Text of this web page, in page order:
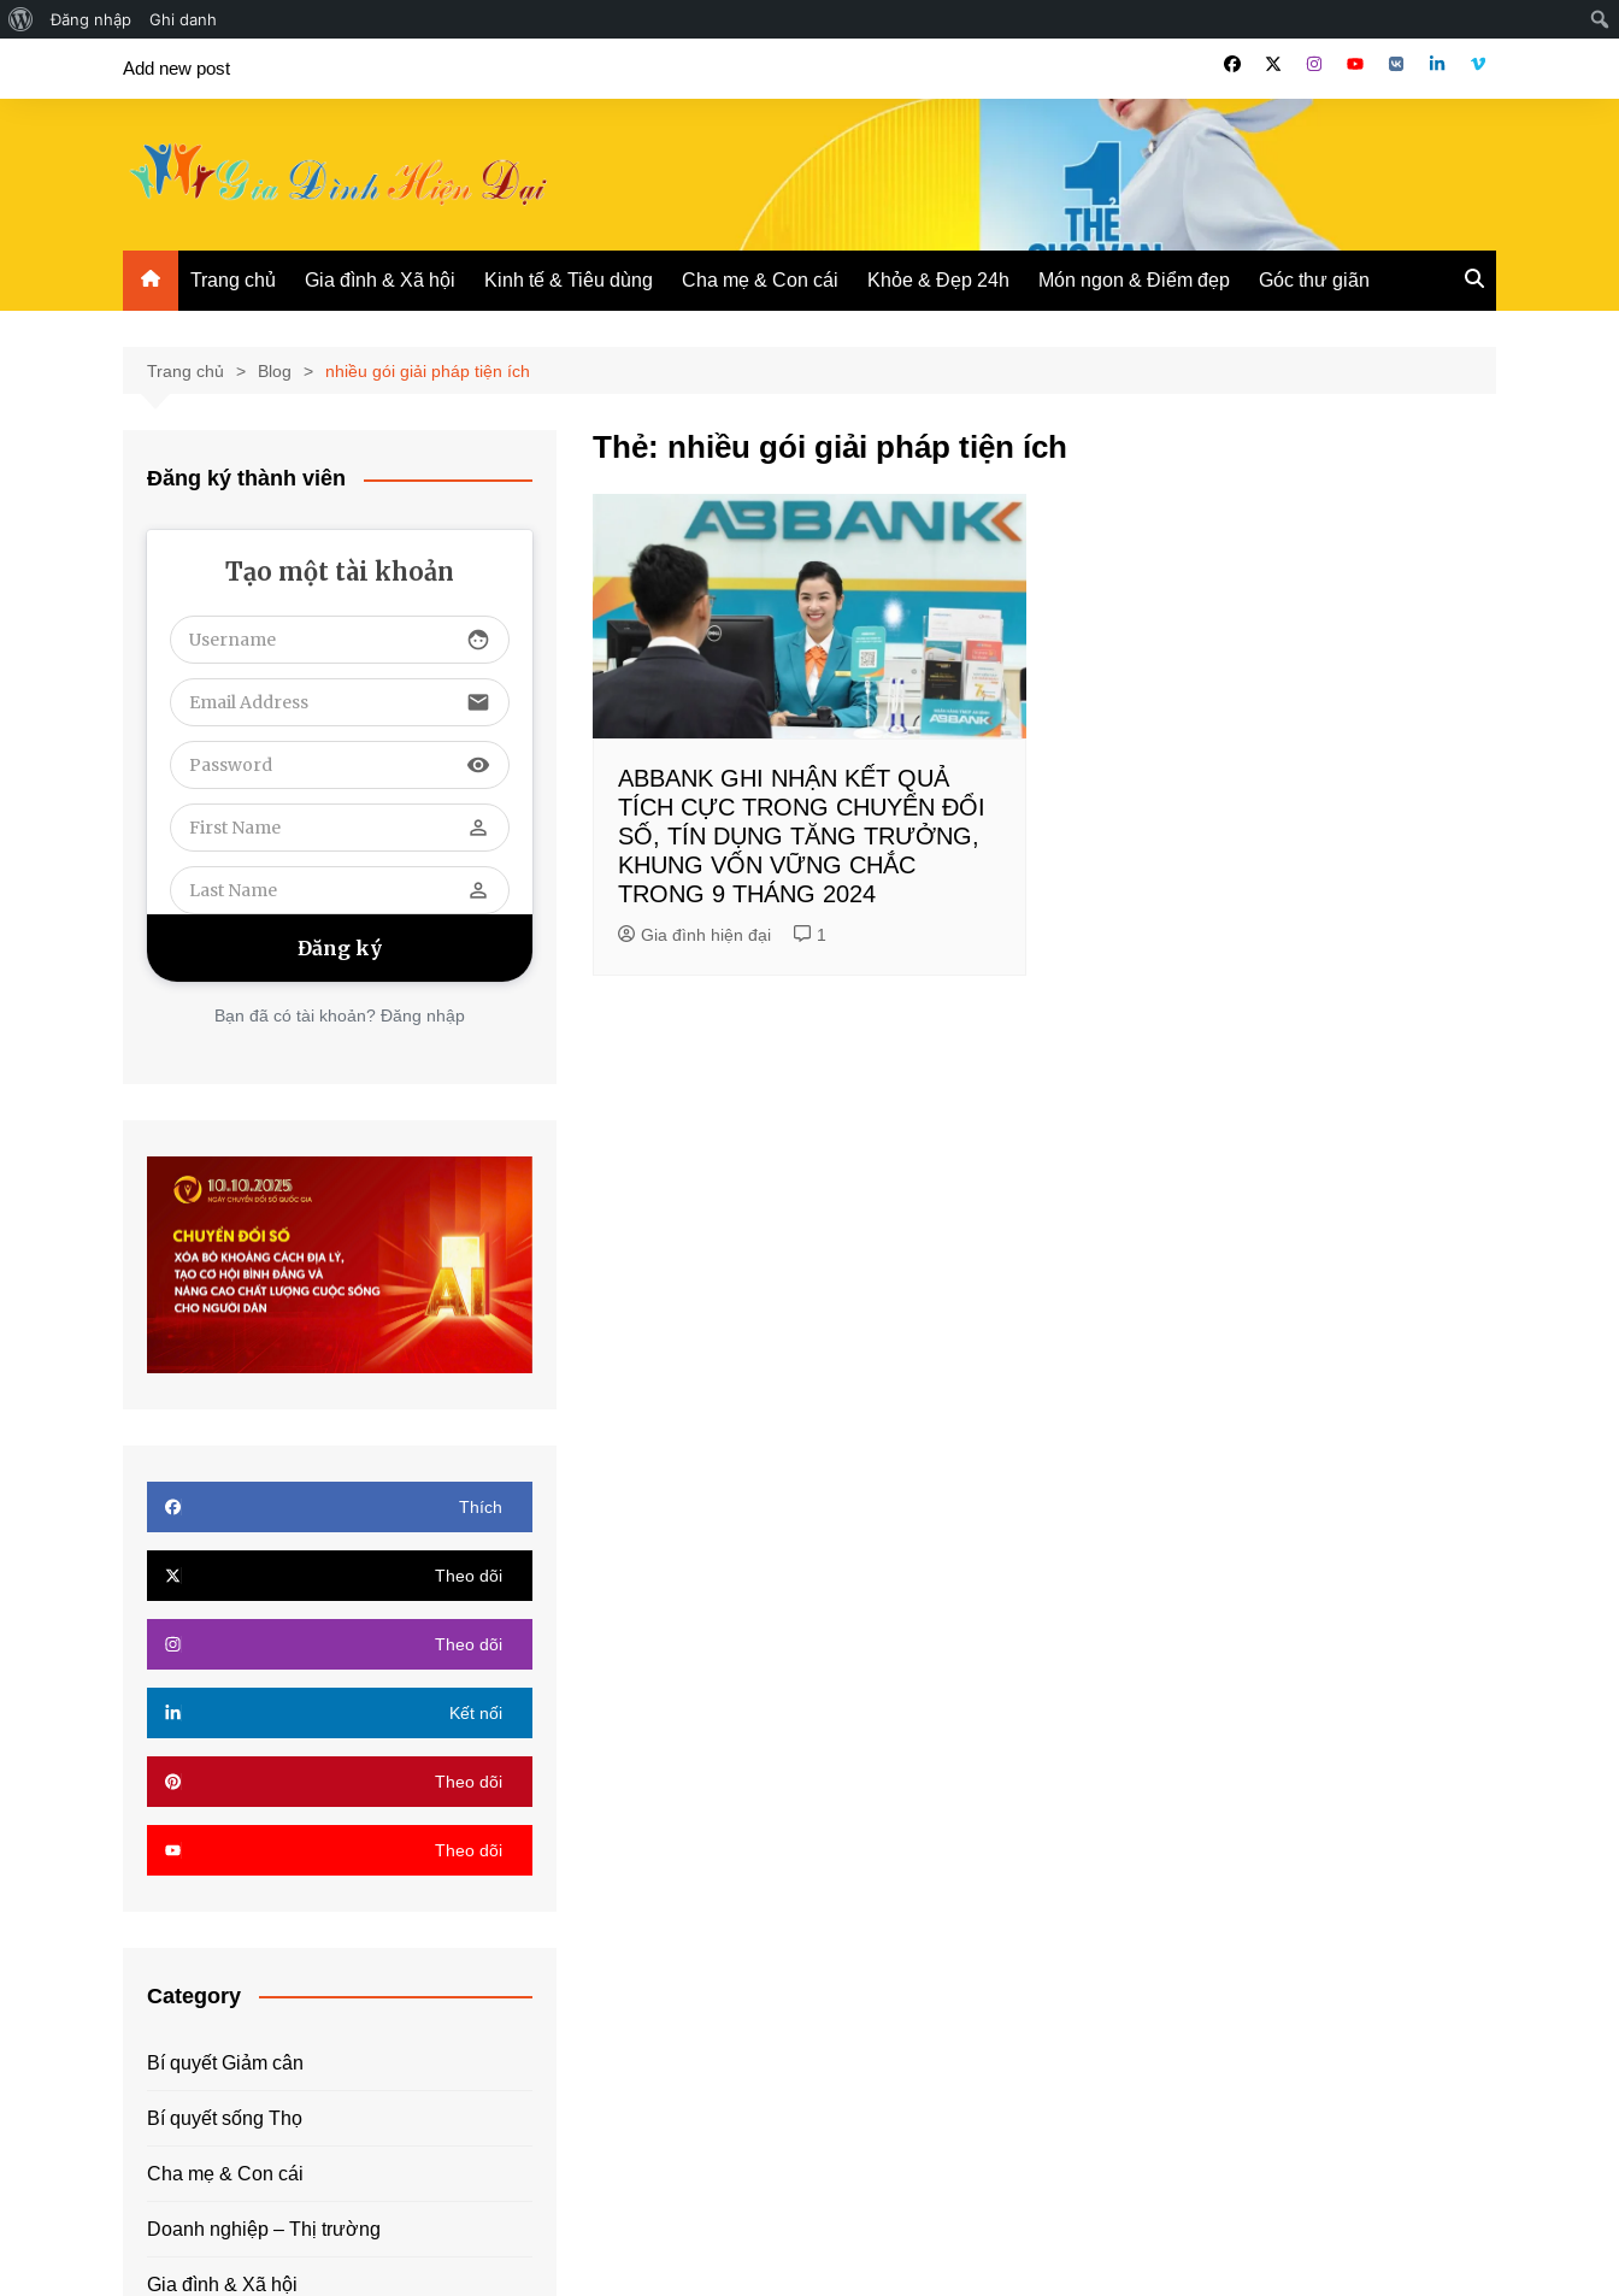
Giới
về
Đăng nhập Ghi danh
Add new post
Trang chủ Gia đình & Xã hội Kinh tế & Tiêu dùng Cha mẹ & Con cái Khỏe & Đẹp 24h Món ngon & Điểm đẹp Góc thư giãn
Trang chủ Blog nhiều gói giải pháp tiện ích
Thẻ: nhiều gói giải pháp tiện ích
ABBANK GHI NHẬN KẾT QUẢ
TÍCH CỰC TRONG CHUYỂN ĐỔI
SỐ, TÍN DỤNG TĂNG TRƯỞNG,
KHUNG VỐN VỮNG CHẮC
TRONG 9 THÁNG 2024
Gia đình hiện đại 1
Đăng ký thành viên
Tạo một tài khoản
face
email
visibility
perm_identity
perm_identity
Bạn đã có tài khoản? Đăng nhập
Thích
Theo dõi
Theo dõi
Kết nối
Theo dõi
Theo dõi
Category
Bí quyết Giảm cân
Bí quyết sống Thọ
Cha mẹ & Con cái
Doanh nghiệp – Thị trường
Gia đình & Xã hội